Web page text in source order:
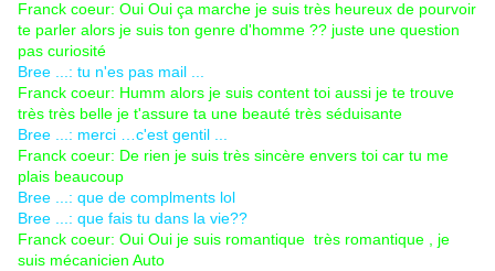
Franck coeur: Oui Oui ça marche je suis très heureux de pourvoir
te parler alors je suis ton genre d'homme ?? juste une question
pas curiosité
Bree ...: tu n'es pas mail ...
Franck coeur: Humm alors je suis content toi aussi je te trouve
très très belle je t'assure ta une beauté très séduisante
Bree ...: merci …c'est gentil ...
Franck coeur: De rien je suis très sincère envers toi car tu me
plais beaucoup
Bree ...: que de complments lol
Bree ...: que fais tu dans la vie??
Franck coeur: Oui Oui je suis romantique très romantique , je
suis mécanicien Auto